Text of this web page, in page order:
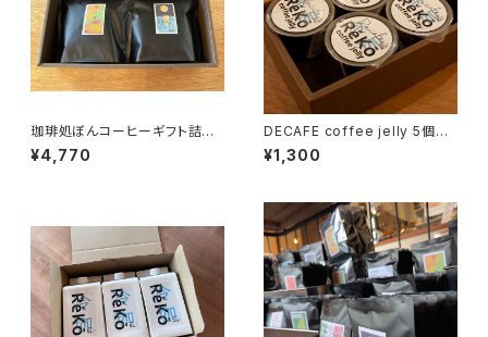
珈琲処ぼんコーヒーギフト詰め
合わせ（まろみと深まめ）
¥4,770
DECAFE coffee jelly 5個入
り
¥1,300